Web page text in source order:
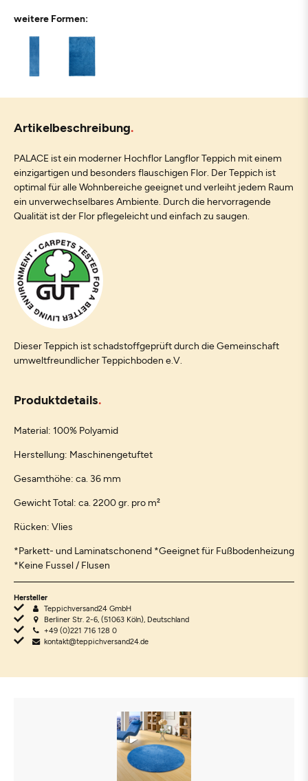
weitere Formen:
Artikelbeschreibung
PALACE ist ein moderner Hochflor Langflor Teppich mit einem
einzigartigen und besonders flauschigen Flor. Der Teppich ist
optimal für alle Wohnbereiche geeignet und verleiht jedem Raum
ein unverwechselbares Ambiente. Durch die hervorragende
Qualität ist der Flor pflegeleicht und einfach zu saugen.
Dieser Teppich ist schadstoffgeprüft durch die Gemeinschaft
umweltfreundlicher Teppichboden e.V.
Produktdetails
Material: 100% Polyamid
Herstellung: Maschinengetuftet
Gesamthöhe: ca. 36 mm
Gewicht Total: ca. 2200 gr. pro m²
Rücken: Vlies
*Parkett- und Laminatschonend *Geeignet für Fußbodenheizung
*Keine Fussel / Flusen
Hersteller
Teppichversand24 GmbH
Berliner Str. 2-6, (51063 Köln), Deutschland
+49 (0)221 716 128 0
kontakt@teppichversand24.de